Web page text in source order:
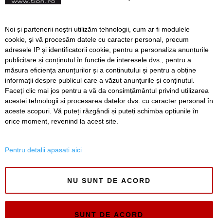
FOTO. Centrul „Constantin
Păunescu” din Recaș și-a
schimbat total înfățișarea
Înapoi Înainte
SERVICII Redactia
Folosinta Cookie-urilor
Noi și partenerii noștri utilizăm tehnologii, cum ar fi modulele
cookie, și vă procesăm datele cu caracter personal, precum
adresele IP și identificatorii cookie, pentru a personaliza anunțurile
publicitare și conținutul în funcție de interesele dvs., pentru a
măsura eficiența anunțurilor și a conținutului și pentru a obține
informații despre publicul care a văzut anunțurile și conținutul.
Faceți clic mai jos pentru a vă da consimțământul privind utilizarea
acestei tehnologii și procesarea datelor dvs. cu caracter personal în
aceste scopuri. Vă puteți răzgândi și puteți schimba opțiunile în
orice moment, revenind la acest site.
Pentru detalii apasati aici
NU SUNT DE ACORD
SUNT DE ACORD